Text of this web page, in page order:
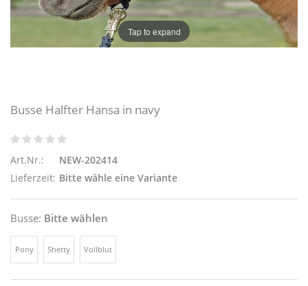
Tap to expand
Busse Halfter Hansa in navy
Art.Nr.:
NEW-202414
Lieferzeit: Bitte wähle eine Variante
Busse: Bitte wählen
Pony Shetty Vollblut